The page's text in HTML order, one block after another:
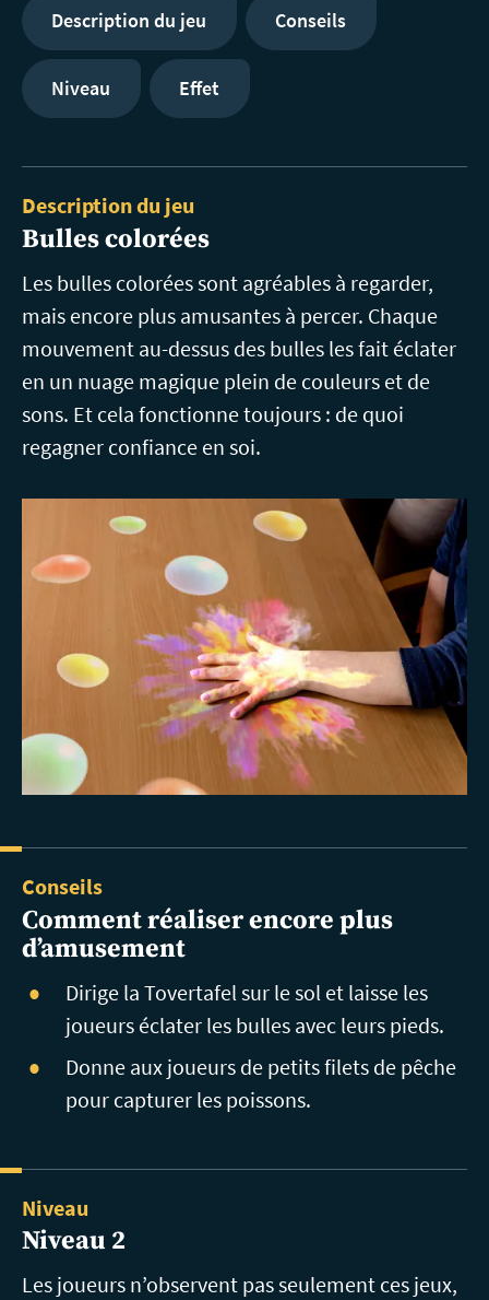
Description du jeu Conseils
Niveau Effet
Description du jeu
Bulles colorées
Les bulles colorées sont agréables à regarder,
mais encore plus amusantes à percer. Chaque
mouvement au-dessus des bulles les fait éclater
en un nuage magique plein de couleurs et de
sons. Et cela fonctionne toujours : de quoi
regagner confiance en soi.
Conseils
Comment réaliser encore plus
d’amusement
Dirige la Tovertafel sur le sol et laisse les
joueurs éclater les bulles avec leurs pieds.
Donne aux joueurs de petits filets de pêche
pour capturer les poissons.
Niveau
Niveau 2
Les joueurs n’observent pas seulement ces jeux,